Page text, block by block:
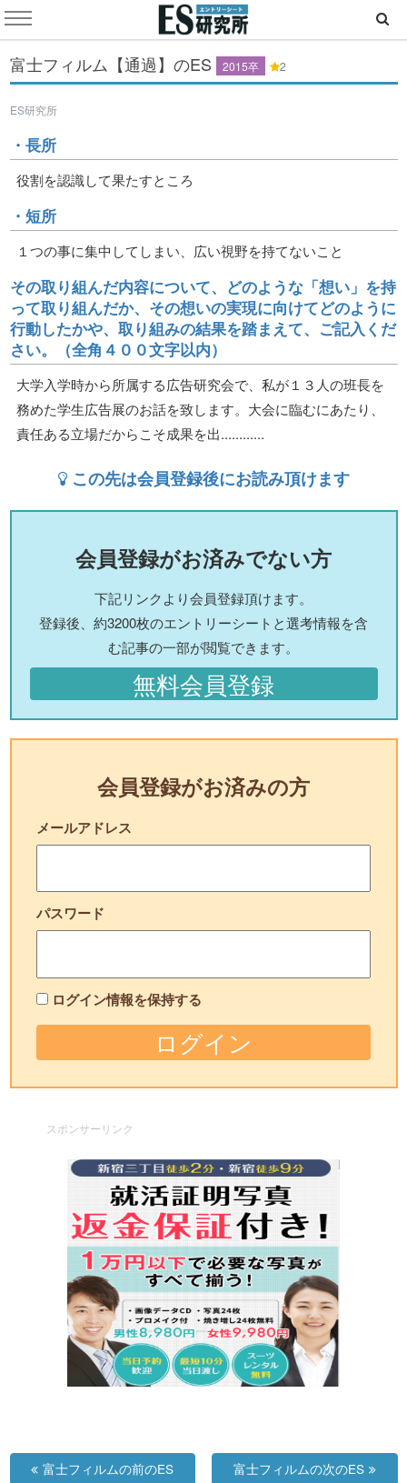
富士フィルム【通過】のES 2015卒 2
ES研究所
・長所
役割を認識して果たすところ
・短所
１つの事に集中してしまい、広い視野を持てないこと
その取り組んだ内容について、どのような「想い」を持
って取り組んだか、その想いの実現に向けてどのように
行動したかや、取り組みの結果を踏まえて、ご記入くだ
さい。（全角４００文字以内）
大学入学時から所属する広告研究会で、私が１３人の班長を
務めた学生広告展のお話を致します。大会に臨むにあたり、
責任ある立場だからこそ成果を出............
この先は会員登録後にお読み頂けます
会員登録がお済みでない方
下記リンクより会員登録頂けます。
登録後、約3200枚のエントリーシートと選考情報を含
む記事の一部が閲覧できます。
無料会員登録
会員登録がお済みの方
メールアドレス
パスワード
ログイン情報を保持する
スポンサーリンク
富士フィルムの前のES 富士フィルムの次のES